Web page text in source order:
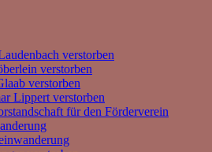
verstorben
verstorben
verstorben
Lippert verstorben
für den Förderverein